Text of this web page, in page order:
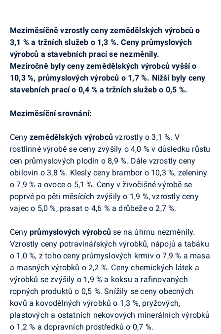
Meziměsíčně vzrostly ceny zemědělských výrobců o
3,1 % a tržních služeb o 1,3 %. Ceny průmyslových
výrobců a stavebních prací se nezměnily.
Meziročně byly ceny zemědělských výrobců vyšší o
10,3 %, průmyslových výrobců o 1,7 %. Nižší byly ceny
stavebních prací o 0,4 % a tržních služeb o 0,5 %.
Meziměsíční srovnání:
Ceny zemědělských výrobců vzrostly o 3,1 %. V
rostlinné výrobě se ceny zvýšily o 4,0 % v důsledku růstu
cen průmyslových plodin o 8,9 %. Dále vzrostly ceny
obilovin o 3,8 %. Klesly ceny brambor o 10,3 %, zeleniny
o 7,9 % a ovoce o 5,1 %. Ceny v živočišné výrobě se
poprvé po pěti měsících zvýšily o 1,9 %, vzrostly ceny
vajec o 5,0 %, prasat o 4,6 % a drůbeže o 2,7 %.
Ceny průmyslových výrobců se na úhrnu nezměnily.
Vzrostly ceny potravinářských výrobků, nápojů a tabáku
o 1,0 %, z toho ceny průmyslových krmiv o 7,9 % a masa
a masných výrobků o 2,2 %. Ceny chemických látek a
výrobků se zvýšily o 1,9 % a koksu a rafinovaných
ropných produktů o 0,5 %. Snížily se ceny obecných
kovů a kovodělných výrobků o 1,3 %, pryžových,
plastových a ostatních nekovových minerálních výrobků
o 1,2 % a dopravních prostředků o 0,7 %.